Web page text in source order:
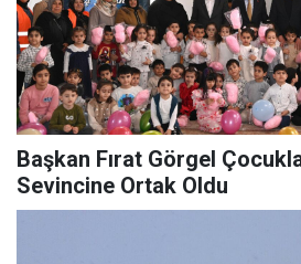
Başkan Fırat Görgel
Sevincine Ortak Oldu